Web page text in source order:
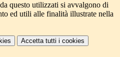
questo utilizzati si avvalgono di
ed utili alle finalità illustrate nella
Accetta tutti i cookies